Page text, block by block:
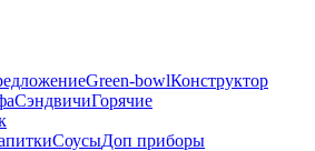
Green-bowlКонструктор
СэндвичиГорячие
СоусыДоп приборы